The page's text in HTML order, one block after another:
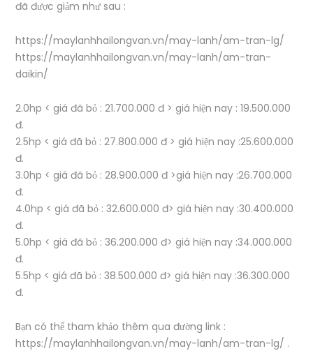
đã được giảm như sau :
https://maylanhhailongvan.vn/may-lanh/am-tran-lg/
https://maylanhhailongvan.vn/may-lanh/am-tran-
daikin/
2.0hp < giá đã bỏ : 21.700.000 đ > giá hiện nay : 19.500.000
đ.
2.5hp < giá đã bỏ : 27.800.000 đ > giá hiện nay :25.600.000
đ.
3.0hp < giá đã bỏ : 28.900.000 đ >giá hiện nay :26.700.000
đ.
4.0hp < giá đã bỏ : 32.600.000 đ> giá hiện nay :30.400.000
đ.
5.0hp < giá đã bỏ : 36.200.000 đ> giá hiện nay :34.000.000
đ.
5.5hp < giá đã bỏ : 38.500.000 đ> giá hiện nay :36.300.000
đ.
Bạn có thể tham khảo thêm qua đường link :
https://maylanhhailongvan.vn/may-lanh/am-tran-lg/ .